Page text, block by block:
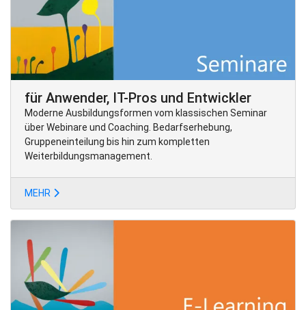
für Anwender, IT-Pros und Entwickler
Moderne Ausbildungsformen vom klassischen Seminar
über Webinare und Coaching. Bedarfserhebung,
Gruppeneinteilung bis hin zum kompletten
Weiterbildungsmanagement.
MEHR